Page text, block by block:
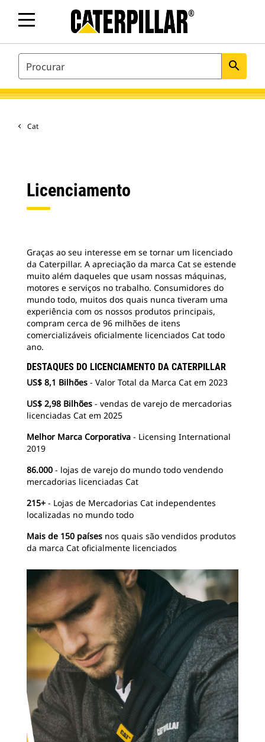
SEARCH search
Cat
Licenciamento
Graças ao seu interesse em se tornar um licenciado
da Caterpillar. A apreciação da marca Cat se estende
muito além daqueles que usam nossas máquinas,
motores e serviços no trabalho. Consumidores do
mundo todo, muitos dos quais nunca tiveram uma
experiência com os nossos produtos principais,
compram cerca de 96 milhões de itens
comercializáveis oficialmente licenciados Cat todo
ano.
DESTAQUES DO LICENCIAMENTO DA CATERPILLAR
US$ 8,1 Bilhões - Valor Total da Marca Cat em 2023
US$ 2,98 Bilhões - vendas de varejo de mercadorias
licenciadas Cat em 2025
Melhor Marca Corporativa - Licensing International
2019
86.000 - lojas de varejo do mundo todo vendendo
mercadorias licenciadas Cat
215+ - Lojas de Mercadorias Cat independentes
localizadas no mundo todo
Mais de 150 países nos quais são vendidos produtos
da marca Cat oficialmente licenciados